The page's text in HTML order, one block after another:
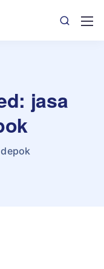
jasa